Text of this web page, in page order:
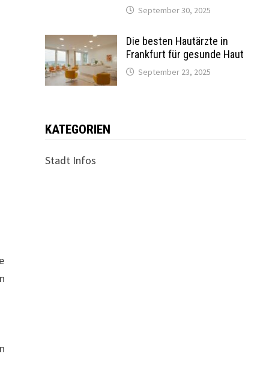
September 30, 2025
Die besten Hautärzte in
Frankfurt für gesunde Haut
September 23, 2025
KATEGORIEN
Stadt Infos